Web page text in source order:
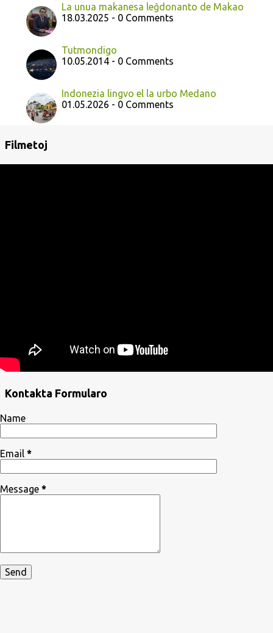
La unua makanesa leĝdonanto de Makao
18.03.2025 - 0 Comments
Tutmondigo
10.05.2014 - 0 Comments
Indonezia lingvo el la urbo Medano
01.05.2026 - 0 Comments
Filmetoj
Kontakta Formularo
Name
Email *
Message *